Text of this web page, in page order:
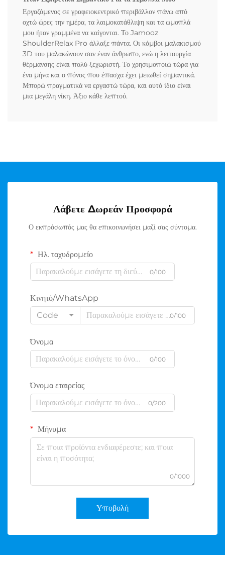
Εργαζόμενος σε γραφειοκεντρικό περιβάλλον πάνω από
οχτώ ώρες την ημέρα, τα λαιμοκατάθλιψη και τα ωμοπλά
μου ήταν γραμμένα να καίγονται. Το Jamooz
ShoulderRelax Pro άλλαξε πάντα. Οι κόμβοι μαλακισμού
3D του μαλακώνουν σαν έναν άνθρωπο, ενώ η λειτουργία
θέρμανσης είναι πολύ ξεχωριστή. Το χρησιμοποιώ τώρα για
ένα μήνα και ο πόνος που έπασχα έχει μειωθεί σημαντικά.
Μπορώ πραγματικά να εργαστώ τώρα, και αυτό ίδιο είναι
μια μεγάλη νίκη. Άξιο κάθε λεπτού.
Λάβετε Δωρεάν Προσφορά
Ο εκπρόσωπός μας θα επικοινωνήσει μαζί σας σύντομα.
Ηλ. ταχυδρομείο
0/100
Κινητό/WhatsApp
Code
0/100
Όνομα
0/100
Όνομα εταιρείας
0/200
Μήνυμα
0/1000
Υποβολή